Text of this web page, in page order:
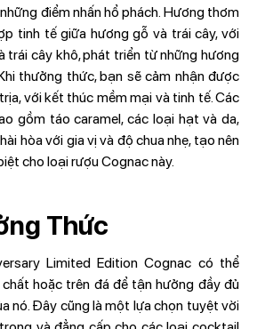
điểm nhấn hổ phách. Hương thơm
tinh tế giữa hương gỗ và trái cây, với
trái cây khô, phát triển từ những hương
thưởng thức, bạn sẽ cảm nhận được
với kết thúc mềm mại và tinh tế. Các
gồm táo caramel, các loại hạt và da,
hòa với gia vị và độ chua nhẹ, tạo nên
cho loại rượu Cognac này​.
Thức
Limited Edition Cognac có thể
hoặc trên đá để tận hưởng đầy đủ
nó. Đây cũng là một lựa chọn tuyệt vời